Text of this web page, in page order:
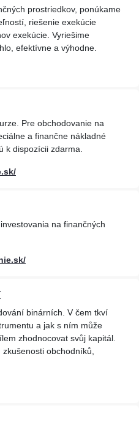
prostriedkov, ponúkame
riešenie exekúcie
exekúcie. Vyriešime
efektívne a výhodne.
Pre obchodovanie na
a finančne nákladné
k dispozícii zdarma.
na finančných
binárních. V čem tkví
a jak s ním může
zhodnocovat svůj kapitál.
obchodníků,